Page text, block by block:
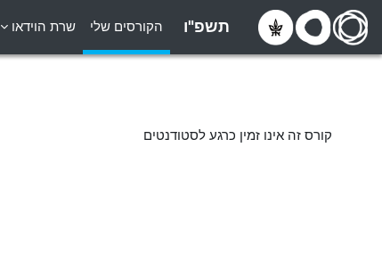
דילוג לתוכן הראשי
תשפ"ו הקורסים שלי שרת הוידאו
קורס זה אינו זמין כרגע לסטודנטים